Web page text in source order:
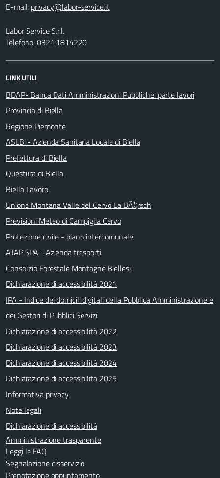
E-mail:
Labor Service S.r.l.
Telefono: 0321.1814220
LINK UTILI
BDAP- Banca Dati Amministrazioni Pubbliche: parte lavori
Provincia di Biella
Regione Piemonte
ASLBi - Azienda Sanitaria Locale di Biella
Prefettura di Biella
Questura di Biella
Biella Lavoro
Unione Montana Valle del Cervo La BÃ¼rsch
Previsioni Meteo di Campiglia Cervo
Protezione civile - piano intercomunale
ATAP SPA - Azienda trasporti
Consorzio Forestale Montagne Biellesi
Dichiarazione di accessibilità 2021
IPA - Indice dei domicili digitali della Pubblica Amministrazione e
dei Gestori di Pubblici Servizi
Dichiarazione di accessibilità 2022
Dichiarazione di accessibilità 2023
Dichiarazione di accessibilità 2024
Dichiarazione di accessibilità 2025
Informativa privacy
Note legali
Dichiarazione di accessibilità
Amministrazione trasparente
Leggi le FAQ
Segnalazione disservizio
Prenotazione appuntamento